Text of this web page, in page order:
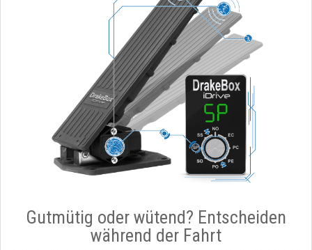
Gutmütig oder wütend? Entscheiden
während der Fahrt